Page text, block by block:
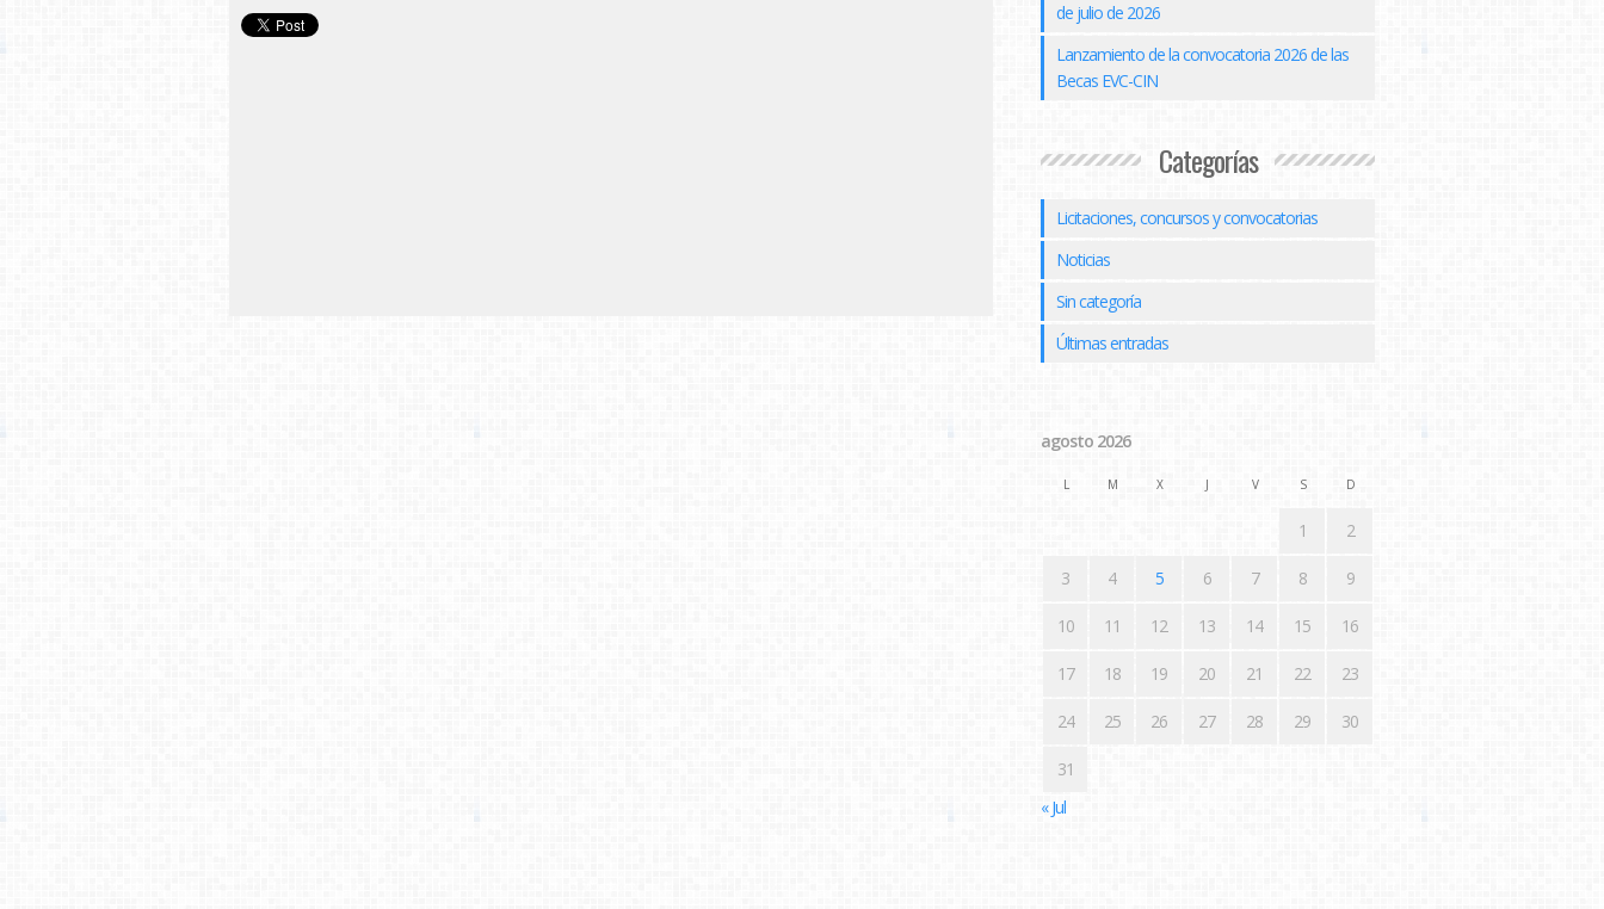
de julio de 2026
Lanzamiento de la convocatoria 2026 de las
Becas EVC-CIN
Categorías
Licitaciones, concursos y convocatorias
Noticias
Sin categoría
Últimas entradas
agosto 2026
L M X J V S D
1 2
3 4 5 6 7 8 9
10 11 12 13 14 15 16
17 18 19 20 21 22 23
24 25 26 27 28 29 30
31
« Jul